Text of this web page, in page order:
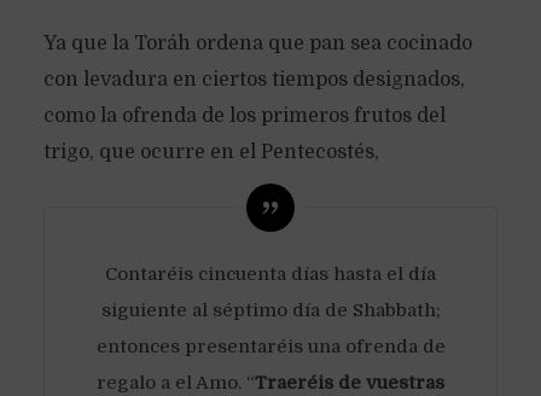
Ya que la Toráh ordena que pan sea cocinado
con levadura en ciertos tiempos designados,
como la ofrenda de los primeros frutos del
trigo, que ocurre en el Pentecostés,
Contaréis cincuenta días hasta el día
siguiente al séptimo día de Shabbath;
entonces presentaréis una ofrenda de
regalo a el Amo. “Traeréis de vuestras